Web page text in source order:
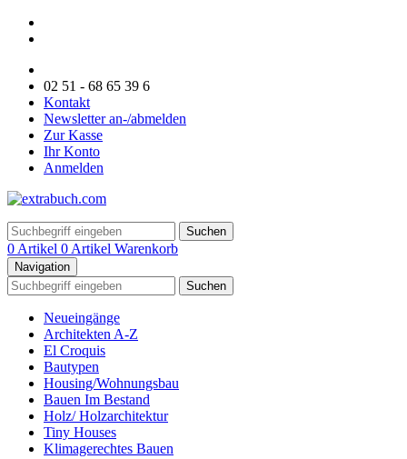
02 51 - 68 65 39 6
Kontakt
Newsletter an-/abmelden
Zur Kasse
Ihr Konto
Anmelden
Suchen
0 Artikel 0 Artikel Warenkorb
Navigation
Suchen
Neueingänge
Architekten A-Z
El Croquis
Bautypen
Housing/Wohnungsbau
Bauen Im Bestand
Holz/ Holzarchitektur
Tiny Houses
Klimagerechtes Bauen